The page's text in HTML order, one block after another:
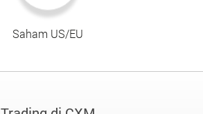
Saham US/EU